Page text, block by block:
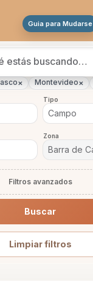
Guia para Mudarse
× Montevideo×
Tipo
Zona
Filtros avanzados
Buscar
Limpiar filtros